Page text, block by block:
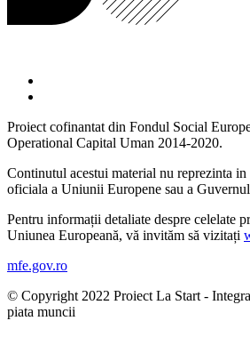
Proiect cofinantat din Fondul Social
Operational Capital Uman 2014-2020.
Continutul acestui material nu reprezinta
oficiala a Uniunii Europene sau a
Pentru informații detaliate despre celelate
Uniunea Europeană, vă invităm să vizitați
mfe.gov.ro
© Copyright 2022 Proiect La Start -
piata muncii